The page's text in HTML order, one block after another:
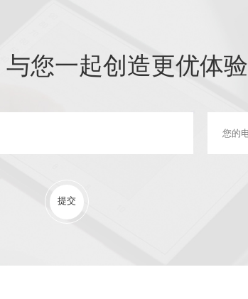
您一起创造更优体验
提交